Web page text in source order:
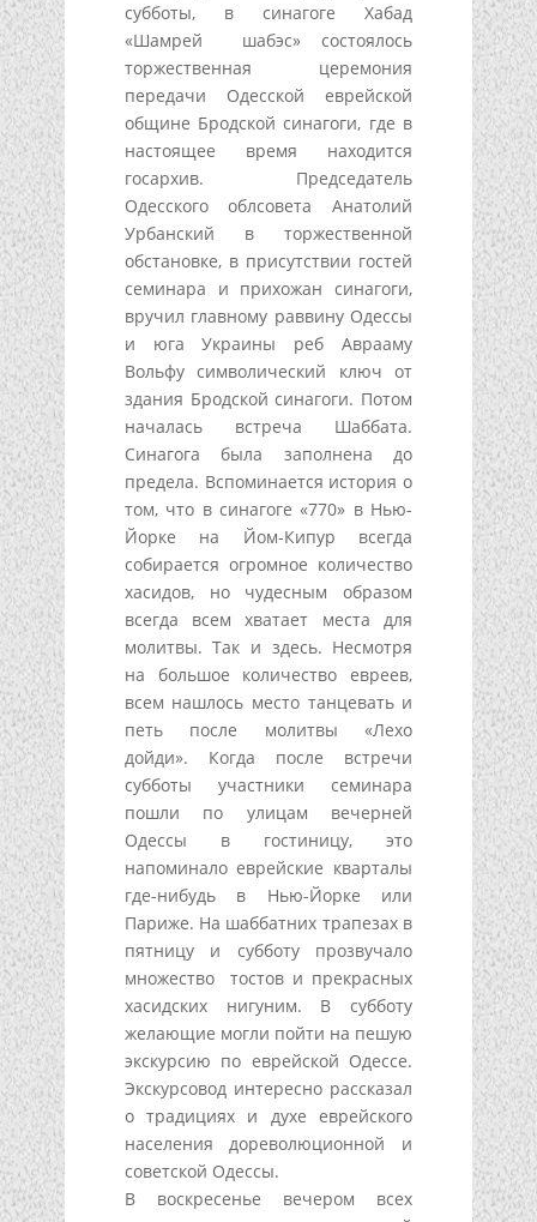
субботы, в синагоге Хабад
«Шамрей шабэс» состоялось
торжественная церемония
передачи Одесской еврейской
общине Бродской синагоги, где в
настоящее время находится
госархив. Председатель
Одесского облсовета Анатолий
Урбанский в торжественной
обстановке, в присутствии гостей
семинара и прихожан синагоги,
вручил главному раввину Одессы
и юга Украины реб Аврааму
Вольфу символический ключ от
здания Бродской синагоги. Потом
началась встреча Шаббата.
Синагога была заполнена до
предела. Вспоминается история о
том, что в синагоге «770» в Нью-
Йорке на Йом-Кипур всегда
собирается огромное количество
хасидов, но чудесным образом
всегда всем хватает места для
молитвы. Так и здесь. Несмотря
на большое количество евреев,
всем нашлось место танцевать и
петь после молитвы «Лехо
дойди». Когда после встречи
субботы участники семинара
пошли по улицам вечерней
Одессы в гостиницу, это
напоминало еврейские кварталы
где-нибудь в Нью-Йорке или
Париже. На шаббатних трапезах в
пятницу и субботу прозвучало
множество тостов и прекрасных
хасидских нигуним. В субботу
желающие могли пойти на пешую
экскурсию по еврейской Одессе.
Экскурсовод интересно рассказал
о традициях и духе еврейского
населения дореволюционной и
советской Одессы.
В воскресенье вечером всех